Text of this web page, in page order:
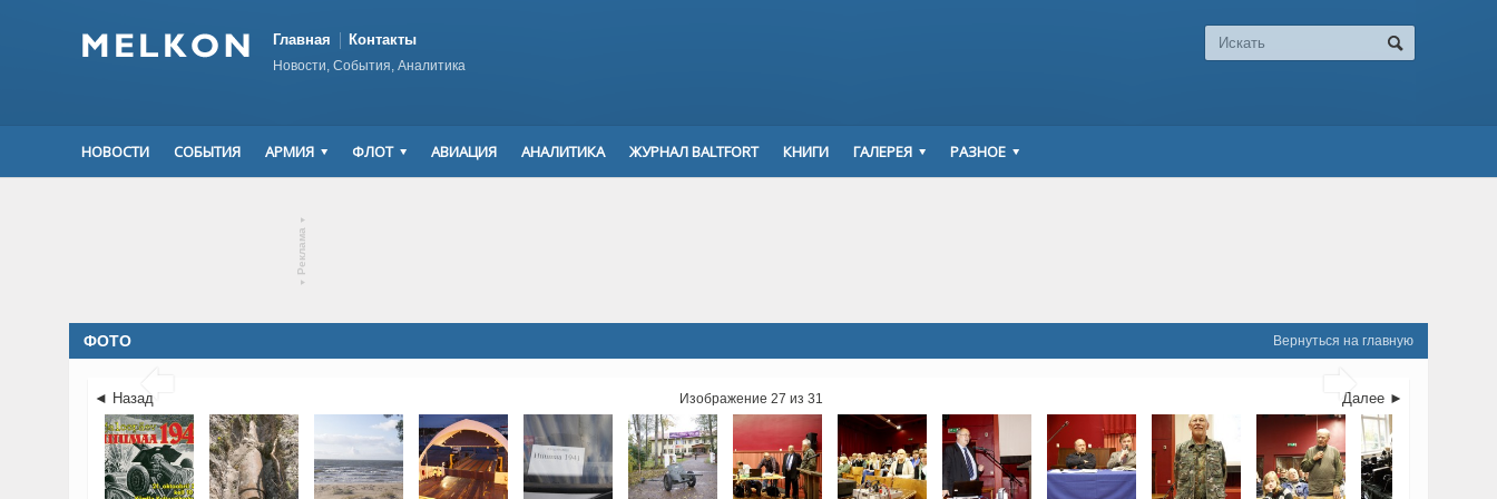
Главная Контакты
Новости, События, Аналитика
НОВОСТИ СОБЫТИЯ АРМИЯ ФЛОТ АВИАЦИЯ АНАЛИТИКА ЖУРНАЛ BALTFORT КНИГИ ГАЛЕРЕЯ РАЗНОЕ
▾
Реклама
▾
Вернуться на главную
ФОТО
 
◄ Назад Далее ►
Изображение 27 из 31